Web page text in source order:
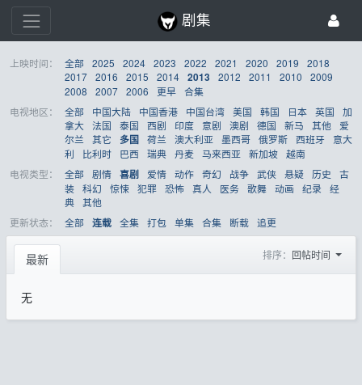
剧集
上映时间： 全部 2025 2024 2023 2022 2021 2020 2019
2018
2017 2016 2015 2014 2013 2012 2011 2010
2009
2008
2007 2006 更早 合集
电视地区：
全部 中国大陆 中国香港 中国台湾 美国 韩国 日本 英国
加
拿大 法国 泰国 西剧 印度 意剧 澳剧 德国 新马 其他
爱
尔兰
其它 多国 荷兰 澳大利亚 墨西哥 俄罗斯 西班牙
意大
利
比利时 巴西 瑞典 丹麦 马来西亚 新加坡 越南
电视类型：
全部 剧情 喜剧 爱情 动作 奇幻 战争 武侠 悬疑 历史
古
装 科幻 惊悚 犯罪 恐怖 真人 医务 歌舞 动画 纪录 经
典 其他
更新状态：
全部 连载 全集 打包 单集 合集 断载 追更
最新 排序： 回帖时间
无